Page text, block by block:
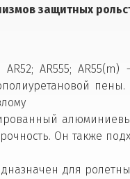
защитных
AR52; AR555;
Он также
для